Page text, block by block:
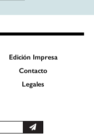
Edición Impresa
Contacto
Legales